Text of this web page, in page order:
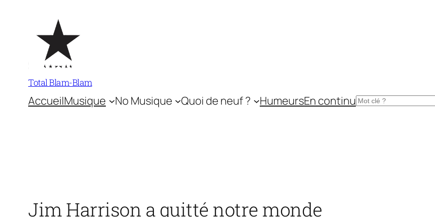
contenu
Total Blam-Blam
AccueilMusique No Musique Quoi de neuf ? HumeursEn continuRechercher
Jim Harrison a quitté notre monde